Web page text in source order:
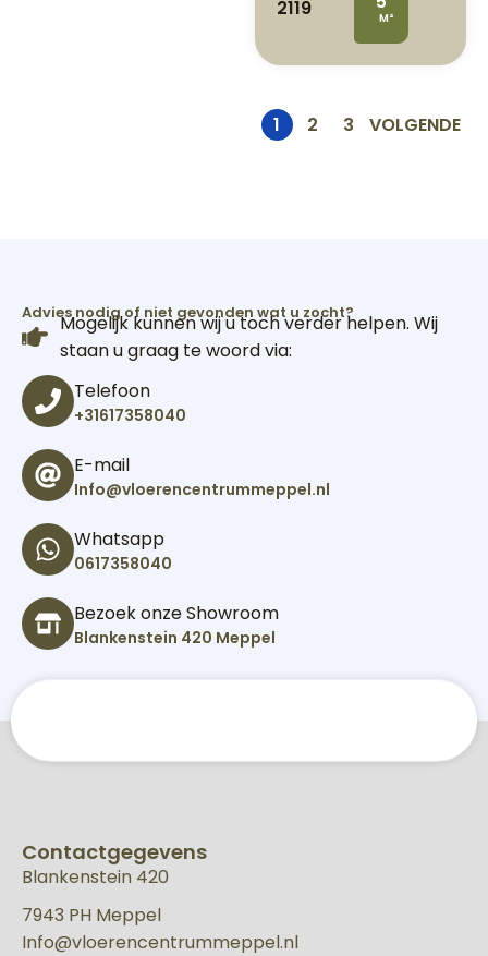
2119
M²
1 2 3 VOLGENDE
Advies nodig of niet gevonden wat u zocht?
Mogelijk kunnen wij u toch verder helpen. Wij
staan u graag te woord via:
Telefoon
+31617358040
E-mail
Info@vloerencentrummeppel.nl
Whatsapp
0617358040
Bezoek onze Showroom
Blankenstein 420 Meppel
Contactgegevens
Blankenstein 420
7943 PH Meppel
Info@vloerencentrummeppel.nl